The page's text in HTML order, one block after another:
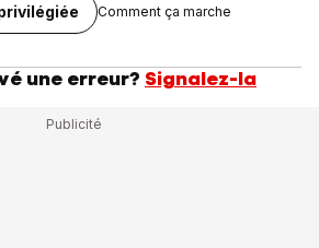
Comment ça marche
une erreur? Signalez-la